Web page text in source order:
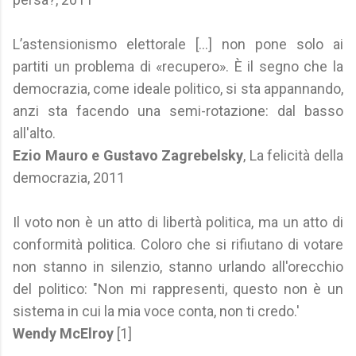
L’astensionismo elettorale [...] non pone solo ai
partiti un problema di «recupero». È il segno che la
democrazia, come ideale politico, si sta appannando,
anzi sta facendo una semi-rotazione: dal basso
all'alto.
Ezio Mauro e Gustavo Zagrebelsky, La felicità della
democrazia, 2011
Il voto non è un atto di libertà politica, ma un atto di
conformità politica. Coloro che si rifiutano di votare
non stanno in silenzio, stanno urlando all'orecchio
del politico: "Non mi rappresenti, questo non è un
sistema in cui la mia voce conta, non ti credo.'
Wendy McElroy [1]